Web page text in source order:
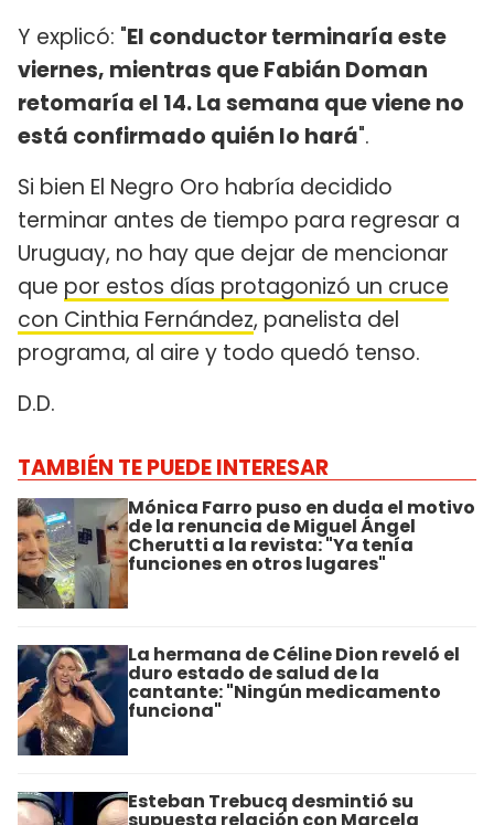
Y explicó: "El conductor terminaría este
viernes, mientras que Fabián Doman
retomaría el 14. La semana que viene no
está confirmado quién lo hará".
Si bien El Negro Oro habría decidido
terminar antes de tiempo para regresar a
Uruguay, no hay que dejar de mencionar
que por estos días protagonizó un cruce
con Cinthia Fernández, panelista del
programa, al aire y todo quedó tenso.
D.D.
TAMBIÉN TE PUEDE INTERESAR
Mónica Farro puso en duda el motivo
de la renuncia de Miguel Ángel
Cherutti a la revista: "Ya tenía
funciones en otros lugares"
La hermana de Céline Dion reveló el
duro estado de salud de la
cantante: "Ningún medicamento
funciona"
Esteban Trebucq desmintió su